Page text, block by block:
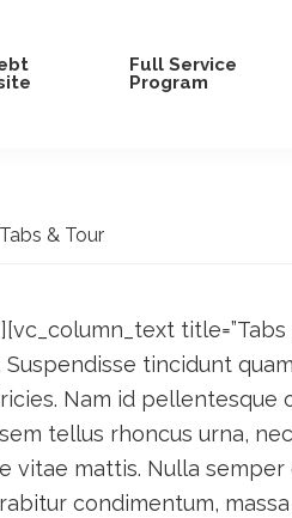
Full Service
Program
Tabs & Tour
tincidunt
Nam id pellentesque
tellus rhoncus urna,
vitae mattis. Nulla semper
condimentum,